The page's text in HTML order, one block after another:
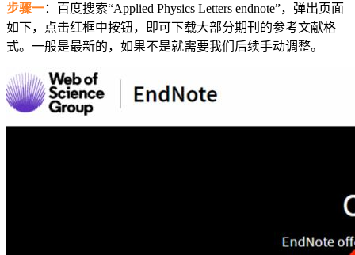
步骤一：百度搜索“Applied Physics Letters endnote”，弹出页面
如下，点击红框中按钮，即可下载大部分期刊的参考文献格
式。一般是最新的，如果不是就需要我们后续手动调整。